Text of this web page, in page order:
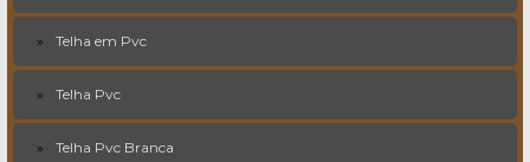
Telha em Pvc
Telha Pvc
Telha Pvc Branca